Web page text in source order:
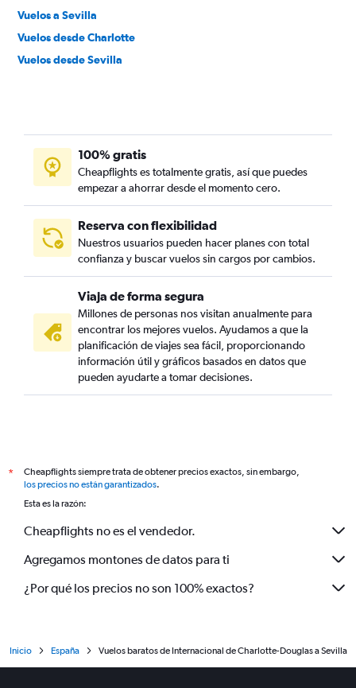
Vuelos a Sevilla
Vuelos desde Charlotte
Vuelos desde Sevilla
100% gratis
Cheapflights es totalmente gratis, así que puedes
empezar a ahorrar desde el momento cero.
Reserva con flexibilidad
Nuestros usuarios pueden hacer planes con total
confianza y buscar vuelos sin cargos por cambios.
Viaja de forma segura
Millones de personas nos visitan anualmente para
encontrar los mejores vuelos. Ayudamos a que la
planificación de viajes sea fácil, proporcionando
información útil y gráficos basados en datos que
pueden ayudarte a tomar decisiones.
*
Cheapflights siempre trata de obtener precios exactos, sin embargo,
los precios no están garantizados.
Esta es la razón:
Cheapflights no es el vendedor.
Agregamos montones de datos para ti
¿Por qué los precios no son 100% exactos?
Inicio España Vuelos baratos de Internacional de Charlotte-Douglas a Sevilla